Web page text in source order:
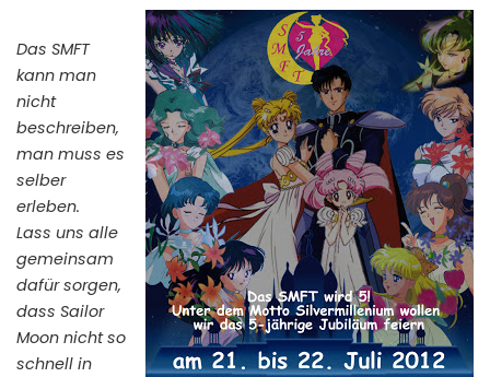
Das SMFT
kann man
nicht
beschreiben,
man muss es
selber
erleben.
Lass uns alle
gemeinsam
dafür sorgen,
dass Sailor
Moon nicht so
schnell in